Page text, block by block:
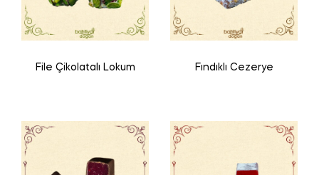
File Çikolatalı Lokum Fındıklı Cezerye